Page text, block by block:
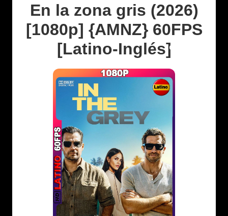
En la zona gris (2026)
[1080p] {AMNZ} 60FPS
[Latino-Inglés]